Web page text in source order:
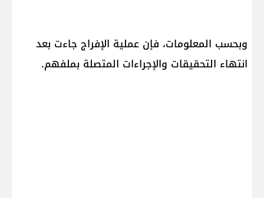
وبحسب المعلومات، فإن عملية الإفراج جاءت بعد
انتهاء التحقيقات والإجراءات المتصلة بملفهم.